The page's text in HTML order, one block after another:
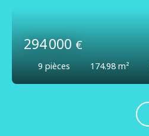
294 000€
9 pièces 174.98 m²